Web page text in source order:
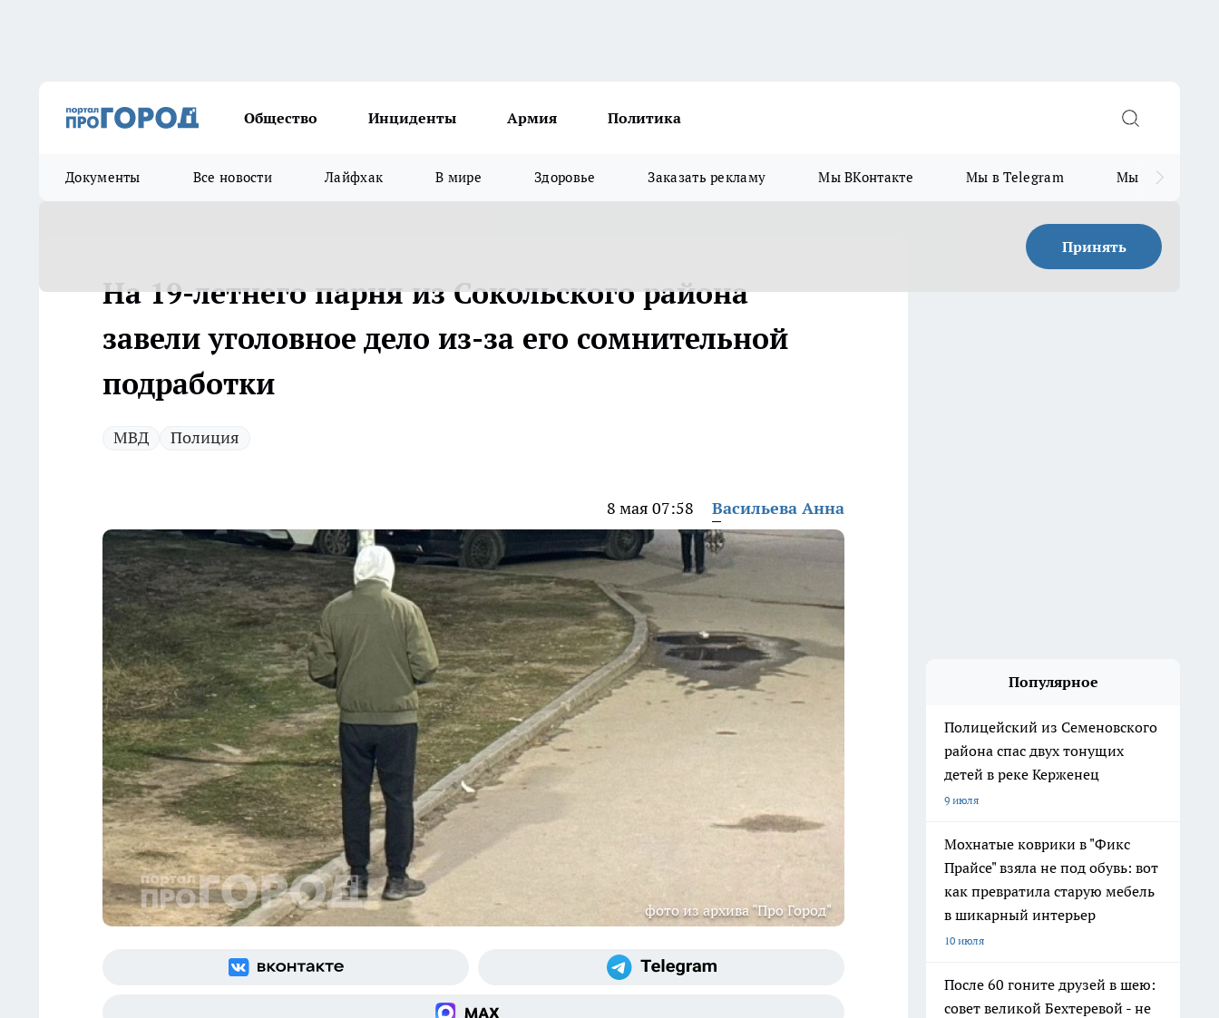
Общество Инциденты Армия Политика
Документы Все новости Лайфхак В мире Здоровье Заказать рекламу Мы ВКонтакте Мы в Telegram Мы в MAX
Принять
На 19-летнего парня из Сокольского района
завели уголовное дело из-за его сомнительной
подработки
МВД Полиция
8 мая 07:58 Васильева Анна
фото из архива "Про Город"
Популярное
Полицейский из Семеновского
района спас двух тонущих
детей в реке Керженец
9 июля
Мохнатые коврики в "Фикс
Прайсе" взяла не под обувь: вот
как превратила старую мебель
в шикарный интерьер
10 июля
После 60 гоните друзей в шею:
совет великой Бехтеревой - не